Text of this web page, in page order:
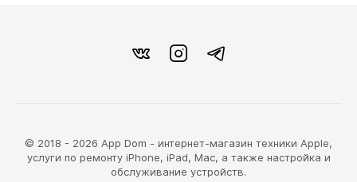
© 2018 - 2026 App Dom - интернет-магазин техники Apple,
услуги по ремонту iPhone, iPad, Mac, а также настройка и
обслуживание устройств.